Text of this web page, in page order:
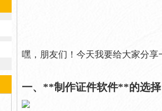
嘿，朋友们！今天我要给大家分享
一、**制作证件软件**的选择